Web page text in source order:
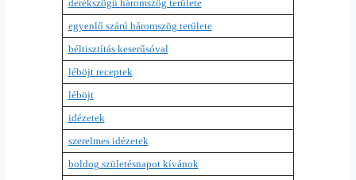
derékszögű háromszög területe
egyenlő szárú háromszög területe
béltisztítás keserűsóval
léböjt receptek
léböjt
idézetek
szerelmes idézetek
boldog születésnapot kívánok